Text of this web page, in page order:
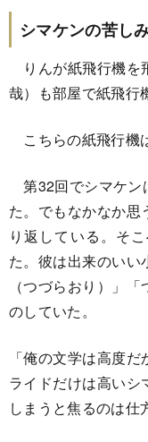
シマケンの苦し
りんが紙飛行機を
哉）も部屋で紙飛行
こちらの紙飛行機
第32回でシマケン
た。でもなかなか
り返している。そ
た。彼は出来のい
（つづらおり）」
のしていた。
「俺の文学は高度
ライドだけは高いシ
しまうと焦るのは仕